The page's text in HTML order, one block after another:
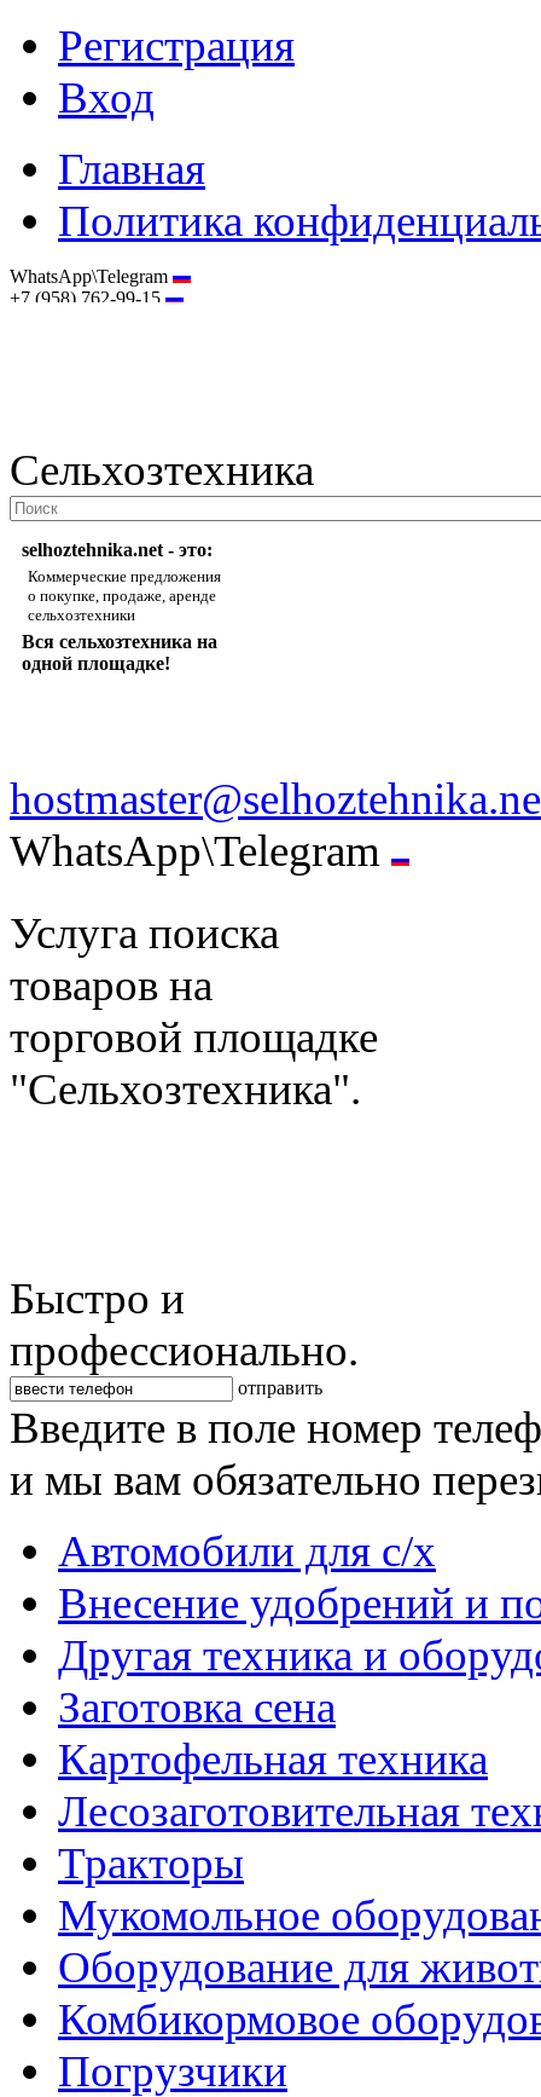
Регистрация
Вход
Главная
Политика
WhatsApp\Telegram
+7 (958) 762-99-15
Сельхозтехника
selhoztehnika.net - это:
Коммерческие предложения
о покупке, продаже, аренде
сельхозтехники
Вся сельхозтехника на
одной площадке!
WhatsApp\Telegram
Услуга поиска
товаров на
торговой площадке
"Сельхозтехника".
Быстро и
профессионально.
отправить
Введите в поле номер
и мы вам обязательно
Автомобили для с/х
Внесение удобрений и
Другая техника и
Заготовка сена
Картофельная техника
Лесозаготовительная
Тракторы
Мукомольное
Оборудование для
Комбикормовое
Погрузчики